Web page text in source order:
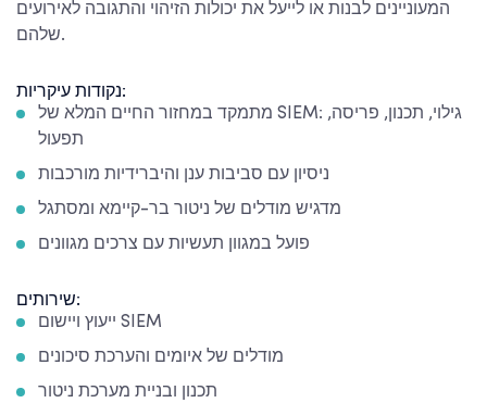
המעוניינים לבנות או לייעל את יכולות הזיהוי והתגובה לאירועים
שלהם.
נקודות עיקריות:
מתמקד במחזור החיים המלא של SIEM: גילוי, תכנון, פריסה,
תפעול
ניסיון עם סביבות ענן והיברידיות מורכבות
מדגיש מודלים של ניטור בר-קיימא ומסתגל
פועל במגוון תעשיות עם צרכים מגוונים
שירותים:
ייעוץ ויישום SIEM
מודלים של איומים והערכת סיכונים
תכנון ובניית מערכת ניטור